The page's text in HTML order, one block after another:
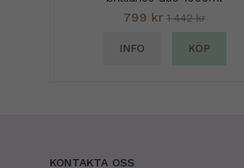
799 kr 1 442 kr
INFO KÖP
KONTAKTA OSS